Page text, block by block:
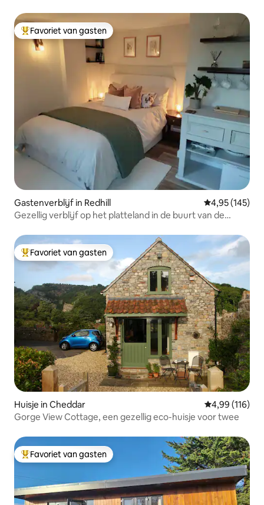
Topfavoriet van gasten
Favoriet van gasten
Gastenverblijf in Redhill Gemiddelde
4,95 (145)
Gezellig verblijf op het platteland in de buurt van de
Topfavoriet van gasten
Favoriet van gasten
Huisje in Cheddar Gemiddelde
4,99 (116)
Gorge View Cottage, een gezellig eco-huisje voor twee
Topfavoriet van gasten
Favoriet van gasten